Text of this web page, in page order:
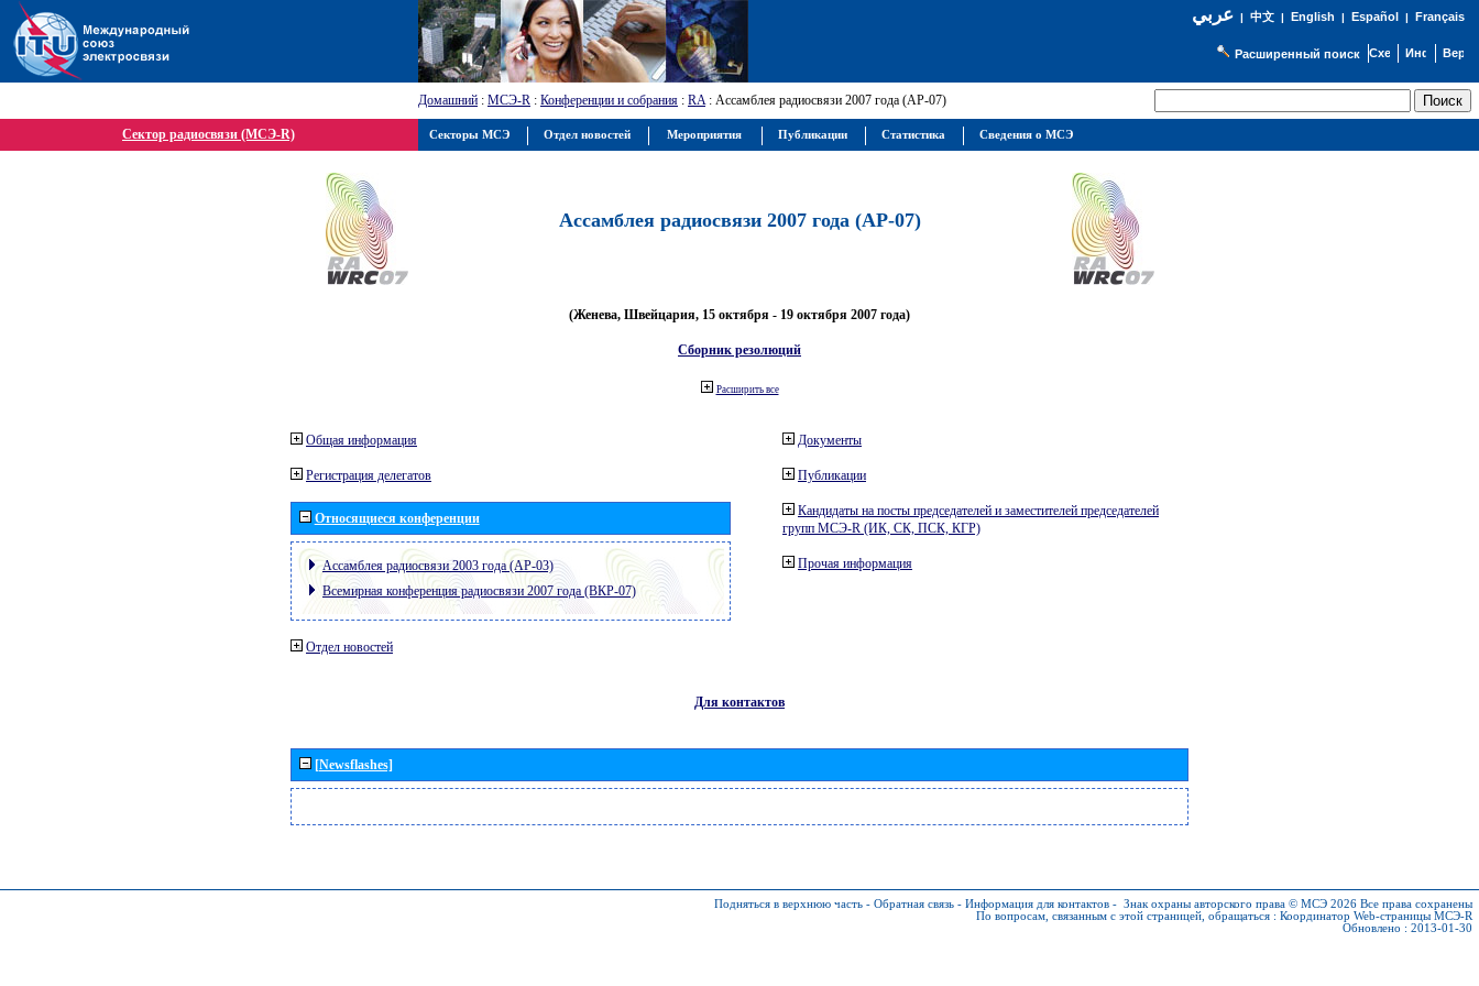
عربي| 中文| English | Español | Français
Расширенный поиск
Домашний : МСЭ-R : Конференции и собрания : RA: Ассамблея радиосвязи 2007 года (АР-07)
Сектор радиосвязи (МСЭ-R)
Ассамблея радиосвязи 2007 года (АР-07)
(Женева, Швейцария, 15 октября - 19 октября 2007 года)
Сборник резолюций
Расширить все
Общая информация
Регистрация делегатов
Относящиеся конференции
Ассамблея радиосвязи 2003 года (АР-03)
Всемирная конференция радиосвязи 2007 года (ВКР-07)
Отдел новостей
Документы
Публикации
Кандидаты на посты председателей и заместителей председателей
групп МСЭ-R (ИК, СК, ПСК, КГР)
Прочая информация
Для контактов
[Newsflashes]
Подняться в верхнюю часть - Обратная связь - Информация для контактов - Знак охраны авторского права © МСЭ 2026 Все права сохранены
По вопросам, связанным с этой страницей, обращаться : Координатор Web-страницы МСЭ-R
Обновлено : 2013-01-30
Секторы МСЭ Отдел новостей Мероприятия Публикации Статистика Сведения о МСЭ